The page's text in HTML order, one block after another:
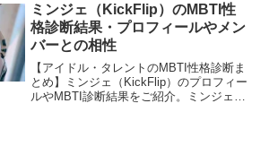
ミンジェ（KickFlip）のMBTI性
格診断結果・プロフィールやメン
バーとの相性
【アイドル・タレントのMBTI性格診断ま
とめ】ミンジェ（KickFlip）のプロフィー
ルやMBTI診断結果をご紹介。ミンジェと